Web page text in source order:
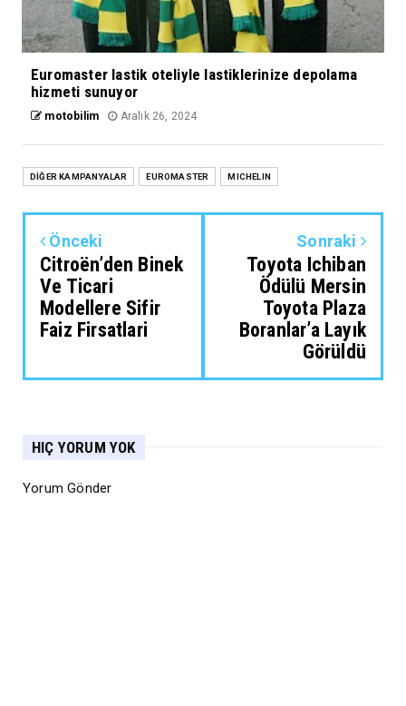
Euromaster lastik oteliyle lastiklerinize depolama
hizmeti sunuyor
motobilim Aralık 26, 2024
DİĞER KAMPANYALAR EUROMASTER MICHELIN
Önceki
Citroën’den Binek
Ve Ticari
Modellere Sifir
Faiz Firsatlari
Sonraki
Toyota Ichiban
Ödülü Mersin
Toyota Plaza
Boranlar’a Layık
Görüldü
HIÇ YORUM YOK
Yorum Gönder